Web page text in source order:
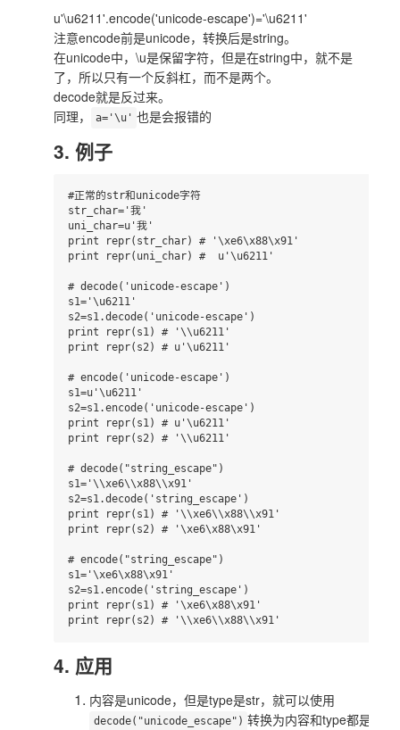
u'\u6211'.encode('unicode-escape')='\u6211'
注意encode前是unicode，转换后是string。
在unicode中，\u是保留字符，但是在string中，就不是
了，所以只有一个反斜杠，而不是两个。
decode就是反过来。
同理，
a='\u' 也是会报错的
3. 例子
#正常的str和unicode字符
str_char='我'
uni_char=u'我'
print repr(str_char) # '\xe6\x88\x91'
print repr(uni_char) #  u'\u6211'
# decode('unicode-escape')
s1='\u6211'
s2=s1.decode('unicode-escape')
print repr(s1) # '\\u6211'
print repr(s2) # u'\u6211'
# encode('unicode-escape')
s1=u'\u6211'
s2=s1.encode('unicode-escape')
print repr(s1) # u'\u6211'
print repr(s2) # '\\u6211'
# decode("string_escape")
s1='\\xe6\\x88\\x91'
s2=s1.decode('string_escape')
print repr(s1) # '\\xe6\\x88\\x91'
print repr(s2) # '\xe6\x88\x91'
# encode("string_escape")
s1='\xe6\x88\x91'
s2=s1.encode('string_escape')
print repr(s1) # '\xe6\x88\x91'
4. 应用
内容是unicode，但是type是str，就可以使用
decode("unicode_escape") 转换为内容和type都是